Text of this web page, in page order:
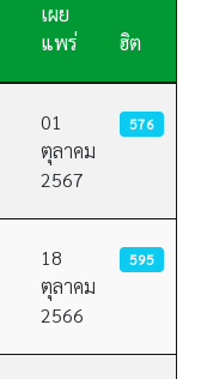
เผย
แพร่
ฮิต
01
ตุลาคม
2567
576
18
ตุลาคม
2566
595